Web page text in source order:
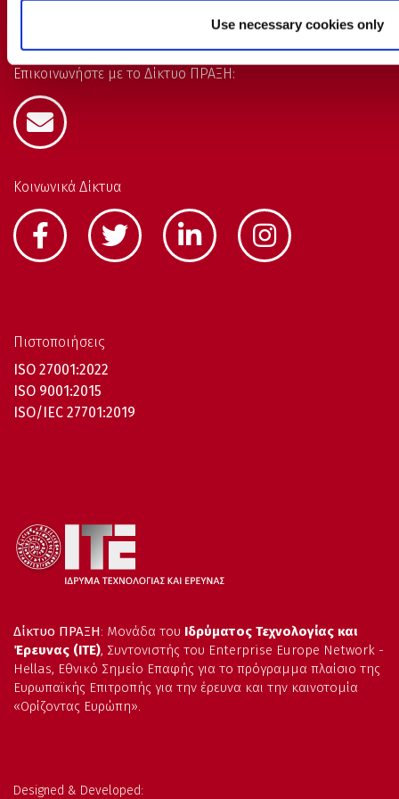
Use necessary cookies only
Επικοινωνήστε με το Δίκτυο ΠΡΑΞΗ:
Κοινωνικά Δίκτυα
Πιστοποιήσεις
ISO 27001:2022
ISO 9001:2015
ISO/IEC 27701:2019
Δίκτυο ΠΡΑΞΗ: Μονάδα του Ιδρύματος Τεχνολογίας και
Έρευνας (ΙΤΕ), Συντονιστής του Enterprise Europe Network -
Hellas, Εθνικό Σημείο Επαφής για το πρόγραμμα πλαίσιο της
Ευρωπαϊκής Επιτροπής για την έρευνα και την καινοτομία
«Ορίζοντας Ευρώπη».
Designed & Developed: